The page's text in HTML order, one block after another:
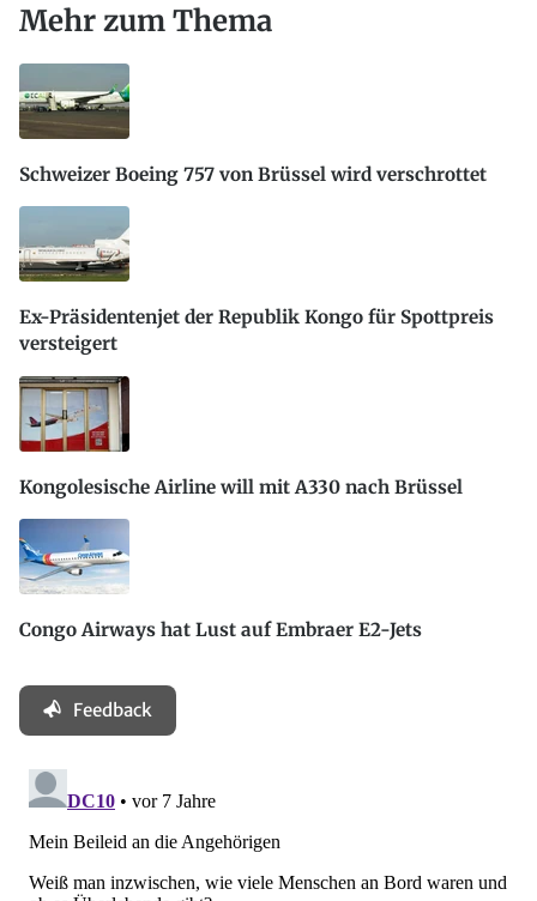
Mehr zum Thema
Schweizer Boeing 757 von Brüssel wird verschrottet
Ex-Präsidentenjet der Republik Kongo für Spottpreis
versteigert
Kongolesische Airline will mit A330 nach Brüssel
Congo Airways hat Lust auf Embraer E2-Jets
Feedback